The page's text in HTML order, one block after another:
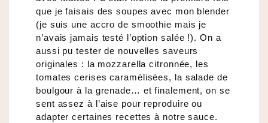
que je faisais des soupes avec mon blender
(je suis une accro de smoothie mais je
n’avais jamais testé l’option salée !). On a
aussi pu tester de nouvelles saveurs
originales : la mozzarella citronnée, les
tomates cerises caramélisées, la salade de
boulgour à la grenade… et finalement, on se
sent assez à l’aise pour reproduire ou
adapter certaines recettes à notre sauce.